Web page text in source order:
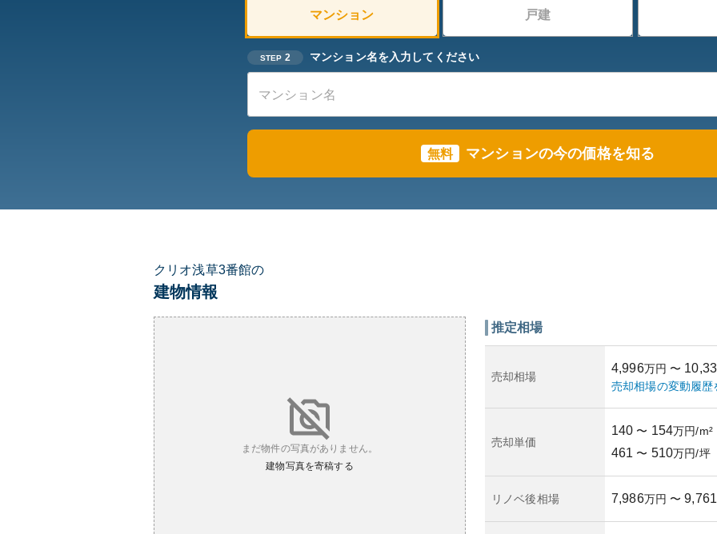
マンション 戸建
STEP 2 マンション名を入力してください
無料 マンションの今の価格を知る
クリオ浅草3番館の
建物情報
まだ物件の写真がありません。
建物写真を寄稿する
推定相場
売却相場
4,996万円 〜
売却相場の変動履歴
売却単価
140 〜 154万円/m²
461 〜 510万円/坪
リノベ後相場 7,986万円 〜 9,761